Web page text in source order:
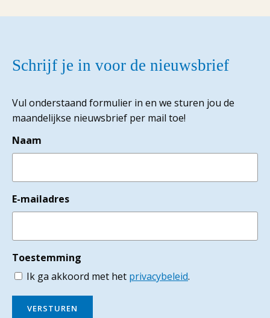
Schrijf je in voor de nieuwsbrief
Vul onderstaand formulier in en we sturen jou de
maandelijkse nieuwsbrief per mail toe!
Naam
E-mailadres
Toestemming
Ik ga akkoord met het privacybeleid.
VERSTUREN